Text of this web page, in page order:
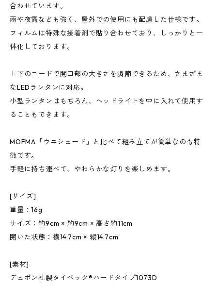
合わせています。
雨や夜露なども強く、屋外での使用にも配慮した仕様です。
フィルムは特殊な接着剤で貼り合わせており、しっかりと一
体化しております。
上下のコードで開口部の大きさを調節できるため、さまざま
なLEDランタンに対応。
小型ランタンはもちろん、ヘッドライトを中に入れて使用す
ることもできます。
MOFMA「ウニシェード」と比べて組み立てが簡単なのも特
徴です。
手軽に持ち運べて、やわらかな灯りを楽しめます。
[サイズ]
重量：16g
サイズ：約9cm × 約9cm × 高さ約11cm
開いた状態：横14.7cm × 縦14.7cm
[素材]
デュポン社製タイベック®ハードタイプ1073D